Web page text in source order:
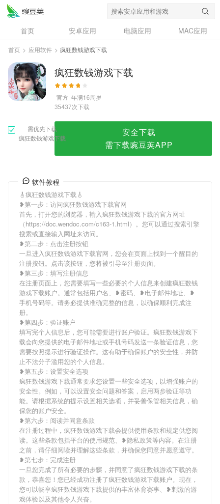
首页 安卓应用 电脑应用
MAC应用
资讯
专题
问答
首页 > 应用软件 > 疯狂数钱游戏下载
疯狂数钱游戏下载
官方 年满16周岁
35437次下载
需优先下载
疯狂数钱游戏下载
安全下载
需下载豌豆荚APP
软件教程
🎸疯狂数钱游戏下载🎸
❥第一步：访问疯狂数钱游戏下载官网
首先，打开您的浏览器，输入疯狂数钱游戏下载的官方网址
（https://doc.wendoc.com/c163-1.html）。您可以通过搜索引擎
搜索或直接输入网址来访问。
❥第二步：点击注册按钮
一旦进入疯狂数钱游戏下载官网，您会在页面上找到一个醒目的
注册按钮。点击该按钮，您将被引导至注册页面。
❥第三步：填写注册信息
在注册页面上，您需要填写一些必要的个人信息来创建疯狂数钱
游戏下载账户。通常包括用户名、❥密码、❥电子邮件地址、❥
手机号码等。请务必提供准确完整的信息，以确保顺利完成注
册。
❥第四步：验证账户
填写完个人信息后，您可能需要进行账户验证。疯狂数钱游戏下
载会向您提供的电子邮件地址或手机号码发送一条验证信息，您
需要按照提示进行验证操作。这有助于确保账户的安全性，并防
止不法分子滥用您的个人信息。
❥第五步：设置安全选项
疯狂数钱游戏下载通常要求您设置一些安全选项，以增强账户的
安全性。例如，可以设置安全问题和答案，启用两步验证等功
能。请根据系统的提示设置相关选项，并妥善保管相关信息，确
保您的账户安全。
❥第六步：阅读并同意条款
在注册过程中，疯狂数钱游戏下载会提供使用条款和规定供您阅
读。这些条款包括平台的使用规范、❥隐私政策等内容。在注册
之前，请仔细阅读并理解这些条款，并确保您同意并愿意遵守。
❥第七步：完成注册
一旦您完成了所有必要的步骤，并同意了疯狂数钱游戏下载的条
款，恭喜您！您已经成功注册了疯狂数钱游戏下载账户。现在，
您可以畅享疯狂数钱游戏下载提供的丰富体育赛事、❥刺激的游
戏体验以及其他令人兴奋。